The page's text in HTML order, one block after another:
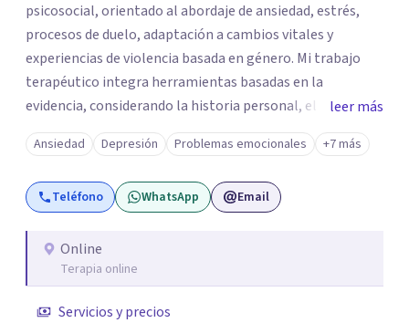
psicosocial, orientado al abordaje de ansiedad, estrés,
procesos de duelo, adaptación a cambios vitales y
experiencias de violencia basada en género. Mi trabajo
terapéutico integra herramientas basadas en la
evidencia, considerando la historia personal, el contexto
social y cultural de cada paciente. Ofrezco un espacio
profesional, ético y confidencial enfocado en la
comprensión emocional, el fortalecimiento de
habilidades de afrontamiento y la mejora del bienestar
leer más
Ansiedad Depresión Problemas emocionales +7 más
Teléfono WhatsApp Email
Online
Terapia online
Servicios y precios